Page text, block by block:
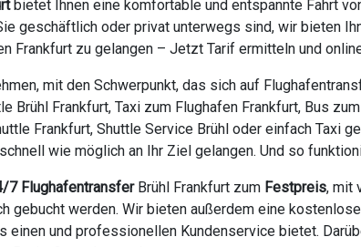
bietet Ihnen eine komfortable und entspannte Fahrt
geschäftlich oder privat unterwegs sind, wir bieten
Frankfurt zu gelangen – Jetzt Tarif ermitteln und
mit den Schwerpunkt, das sich auf
Brühl Frankfurt, Taxi zum Flughafen Frankfurt, Bus
Frankfurt, Shuttle Service Brühl oder einfach Taxi
wie möglich an Ihr Ziel gelangen. Und so
7 FlughafentransferBrühl Frankfurt zum Festpreis, mit
gebucht werden. Wir bieten außerdem eine
einen und professionellen Kundenservice bietet.